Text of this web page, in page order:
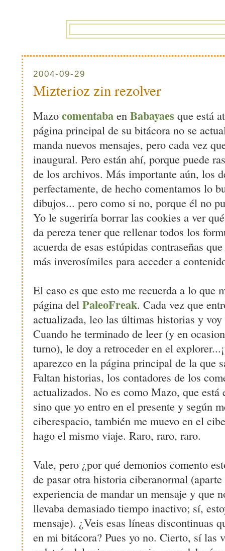
2004-09-29
Mizterioz zin rezolver
Mazo comentabaen Babayaes que está
página principal de su bitácora no se
manda nuevos mensajes, pero cada vez
inaugural. Pero están ahí, porque puede
de los archivos. Más importante aún, los
perfectamente, de hecho comentamos lo
dibujos... pero como si no, porque él no
Yo le sugeriría borrar las cookies a ver
da pereza tener que rellenar todos los
acuerda de esas estúpidas contraseñas
más inverosímiles para acceder a
El caso es que esto me recuerda a lo que
página del PaleoFreak. Cada vez que
actualizada, leo las últimas historias y
Cuando he terminado de leer (y en
turno), le doy a retroceder en el
aparezco en la página principal de la que
Faltan historias, los contadores de los
actualizados. No es como Mazo, que está
sino que yo entro en el presente y según
ciberespacio, también me muevo en el
hago el mismo viaje. Raro, raro, raro.
Vale, pero ¿por qué demonios comento
de pasar otra historia ciberanormal
experiencia de mandar un mensaje y que
llevaba demasiado tiempo inactivo; sí,
mensaje). ¿Veis esas líneas discontinuas
en mi bitácora? Pues yo no. Cierto, sí las